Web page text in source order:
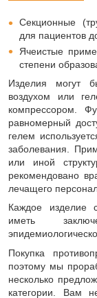
Секционные
для пациентов
Ячеистые
степени
Изделия могут
воздухом или
компрессором.
равномерный
гелем
заболевания.
или иной
рекомендовано
лечащего
Каждое изделие
иметь
Покупка
поэтому мы
несколько
категории. Вам